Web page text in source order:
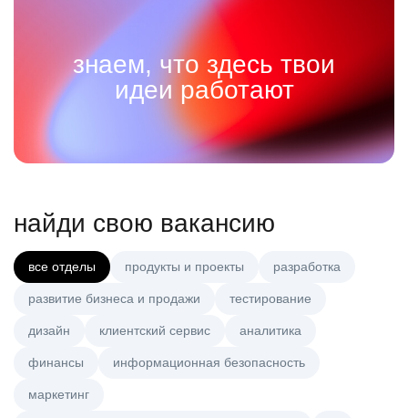
знаем, что здесь твои
идеи работают
найди свою вакансию
все отделы продукты и проекты разработка
развитие бизнеса и продажи тестирование
дизайн клиентский сервис аналитика
финансы информационная безопасность
маркетинг